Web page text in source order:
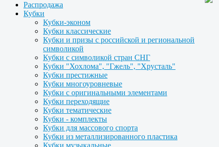
Распродажа
Кубки
Кубки-эконом
Кубки классические
Кубки и призы с российской и региональной
символикой
Кубки с символикой стран СНГ
Кубки "Хохлома", "Гжель", "Хрусталь"
Кубки престижные
Кубки многоуровневые
Кубки с оригинальными элементами
Кубки переходящие
Кубки тематические
Кубки - комплекты
Кубки для массового спорта
Кубки из металлизированного пластика
Кубки музыкальные